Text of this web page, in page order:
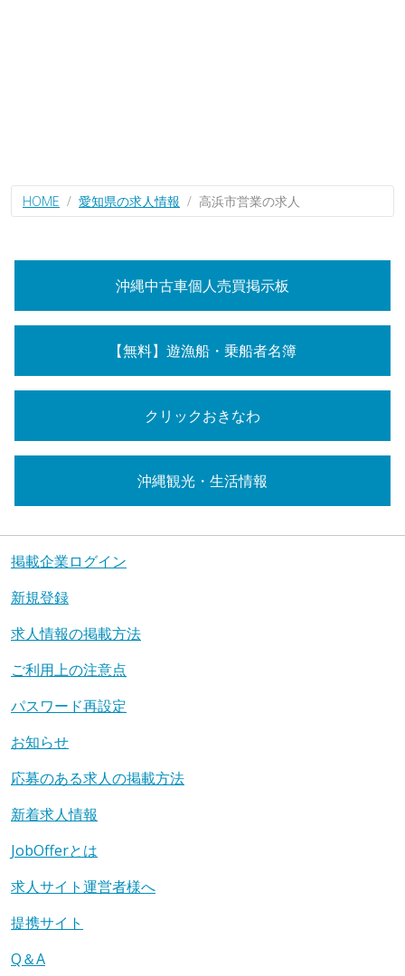
HOME 愛知県の求人情報 高浜市営業の求人
沖縄中古車個人売買掲示板
【無料】遊漁船・乗船者名簿
クリックおきなわ
沖縄観光・生活情報
掲載企業ログイン
新規登録
求人情報の掲載方法
ご利用上の注意点
パスワード再設定
お知らせ
応募のある求人の掲載方法
新着求人情報
JobOfferとは
求人サイト運営者様へ
提携サイト
Q＆A